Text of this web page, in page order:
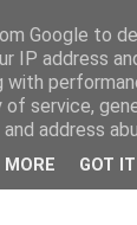
Google to
IP address
with
service,
address
MORE GOT IT